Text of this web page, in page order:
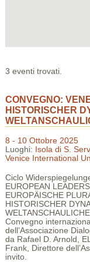
3 eventi trovati.
CONVEGNO:
HISTORISCHER
8 - 10 Ottobre 2025
Luoghi: Isola di S.
Venice International
Ciclo
EUROPEAN
EUROPÄISCHE
HISTORISCHER
Convegno
dell’Associazione
da Rafael D. Arnold,
Frank, Direttore
invito.